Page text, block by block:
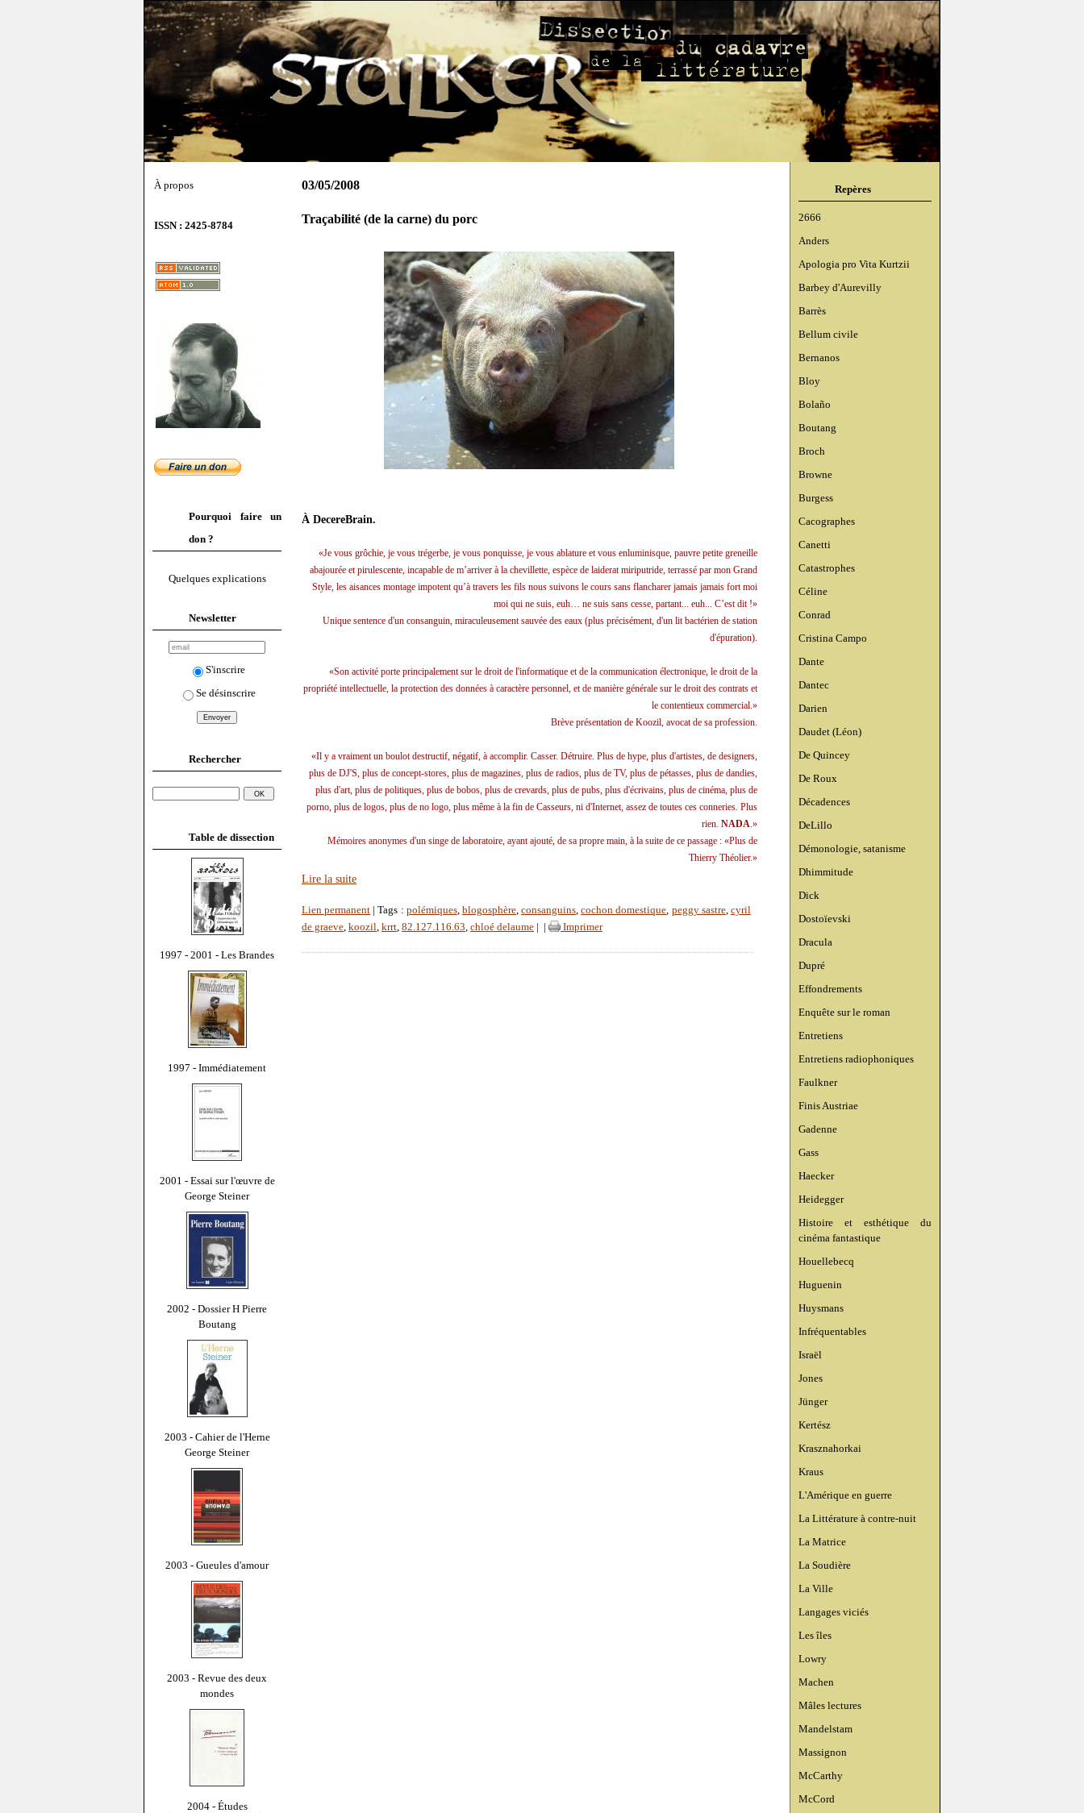
À propos
ISSN : 2425-8784
Pourquoi faire un
don ?
Quelques explications
Newsletter
S'inscrire
Se désinscrire
Rechercher
Table de dissection
1997 - 2001 - Les Brandes
1997 - Immédiatement
2001 - Essai sur l'œuvre de
George Steiner
2002 - Dossier H Pierre
Boutang
2003 - Cahier de l'Herne
George Steiner
2003 - Gueules d'amour
2003 - Revue des deux
mondes
2004 - Études
Repères
2666
Anders
Apologia pro Vita Kurtzii
Barbey d'Aurevilly
Barrès
Bellum civile
Bernanos
Bloy
Bolaño
Boutang
Broch
Browne
Burgess
Cacographes
Canetti
Catastrophes
Céline
Conrad
Cristina Campo
Dante
Dantec
Darien
Daudet (Léon)
De Quincey
De Roux
Décadences
DeLillo
Démonologie, satanisme
Dhimmitude
Dick
Dostoïevski
Dracula
Dupré
Effondrements
Enquête sur le roman
Entretiens
Entretiens radiophoniques
Faulkner
Finis Austriae
Gadenne
Gass
Haecker
Heidegger
Histoire et esthétique du
cinéma fantastique
Houellebecq
Huguenin
Huysmans
Infréquentables
Israël
Jones
Jünger
Kertész
Krasznahorkai
Kraus
L'Amérique en guerre
La Littérature à contre-nuit
La Matrice
La Soudière
La Ville
Langages viciés
Les îles
Lowry
Machen
Mâles lectures
Mandelstam
Massignon
McCarthy
McCord
03/05/2008
Traçabilité (de la carne) du porc
À DecereBrain.
«Je vous grôchie, je vous trégerbe, je vous ponquisse, je vous ablature et vous enluminisque, pauvre petite greneille
abajourée et pirulescente, incapable de m’arriver à la chevillette, espèce de laiderat miriputride, terrassé par mon Grand
Style, les aisances montage impotent qu’à travers les fils nous suivons le cours sans flancharer jamais jamais fort moi
moi qui ne suis, euh… ne suis sans cesse, partant... euh... C’est dit !»
Unique sentence d'un consanguin, miraculeusement sauvée des eaux (plus précisément, d'un lit bactérien de station
d'épuration).
«Son activité porte principalement sur le droit de l'informatique et de la communication électronique, le droit de la
propriété intellectuelle, la protection des données à caractère personnel, et de manière générale sur le droit des contrats et
le contentieux commercial.»
Brève présentation de Koozil, avocat de sa profession.
«Il y a vraiment un boulot destructif, négatif, à accomplir. Casser. Détruire. Plus de hype, plus d'artistes, de designers,
plus de DJ'S, plus de concept-stores, plus de magazines, plus de radios, plus de TV, plus de pétasses, plus de dandies,
plus d'art, plus de politiques, plus de bobos, plus de crevards, plus de pubs, plus d'écrivains, plus de cinéma, plus de
porno, plus de logos, plus de no logo, plus même à la fin de Casseurs, ni d'Internet, assez de toutes ces conneries. Plus
rien. NADA.»
Mémoires anonymes d'un singe de laboratoire, ayant ajouté, de sa propre main, à la suite de ce passage : «Plus de
Thierry Théolier.»
Lire la suite
Lien permanent | Tags : polémiques, blogosphère,consanguins,cochon domestique, peggy sastre, cyril
de graeve, koozil, krrt, 82.127.116.63, chloé delaume Imprimer